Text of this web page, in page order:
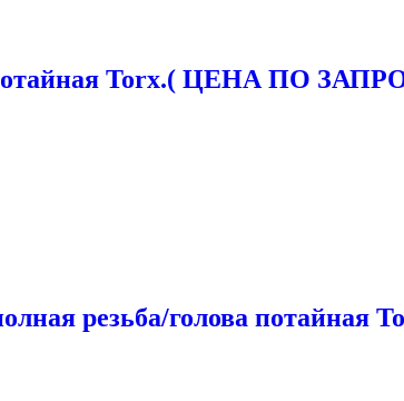
потайная Torx.( ЦЕНА ПО
резьба/голова потайная